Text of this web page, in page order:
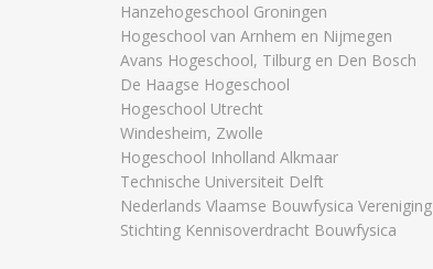
Hanzehogeschool Groningen
Hogeschool van Arnhem en Nijmegen
Avans Hogeschool, Tilburg en Den Bosch
De Haagse Hogeschool
Hogeschool Utrecht
Windesheim, Zwolle
Hogeschool Inholland Alkmaar
Technische Universiteit Delft
Nederlands Vlaamse Bouwfysica Vereniging
Stichting Kennisoverdracht Bouwfysica